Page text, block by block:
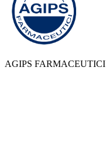
AGIPS FARMACEUTICI